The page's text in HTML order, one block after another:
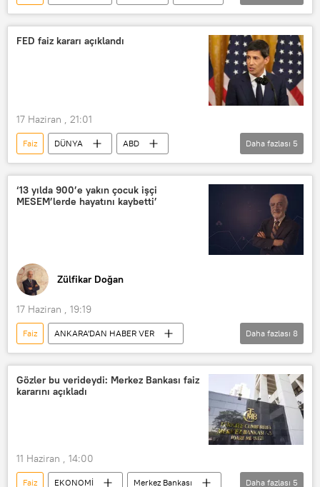
Savaş
Maliyet
Akaryakıt
Vergi
Pentagon
FED faiz kararı açıklandı
17 Haziran , 21:01
Faiz DÜNYA
ABD
Washington
Fed
Merkez Bankası
FED faiz kararı
Faiz oranı
Daha fazlası 5
‘13 yılda 900’e yakın çocuk işçi
MESEM’lerde hayatını kaybetti’
Zülfikar Doğan
17 Haziran , 19:19
Faiz
ANKARA'DAN HABER VER
RADYO
Milli Eğitim Bakanlığı (MEB)
Çocuk işçi
Sanayi
Kredi
Finans
Daha fazlası 8
Gözler bu verideydi: Merkez Bankası faiz
kararını açıkladı
11 Haziran , 14:00
Faiz EKONOMİ Merkez Bankası Daha fazlası 5